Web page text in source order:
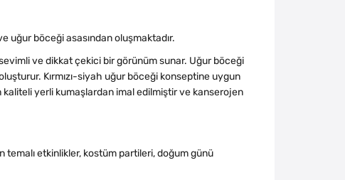
uğur böceği asasından oluşmaktadır.
ve dikkat çekici bir görünüm sunar. Uğur böceği
Kırmızı-siyah uğur böceği konseptine uygun
kaliteli yerli kumaşlardan imal edilmiştir ve kanserojen
temalı etkinlikler, kostüm partileri, doğum günü